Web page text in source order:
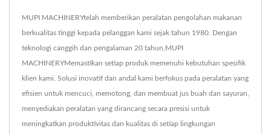
MUPI MACHINERYtelah memberikan peralatan pengolahan makanan
berkualitas tinggi kepada pelanggan kami sejak tahun 1980. Dengan
teknologi canggih dan pengalaman 20 tahun,MUPI
MACHINERYMemastikan setiap produk memenuhi kebutuhan spesifik
klien kami. Solusi inovatif dan andal kami berfokus pada peralatan yang
efisien untuk mencuci, memotong, dan membuat jus buah dan sayuran,
menyediakan peralatan yang dirancang secara presisi untuk
meningkatkan produktivitas dan kualitas di setiap lingkungan